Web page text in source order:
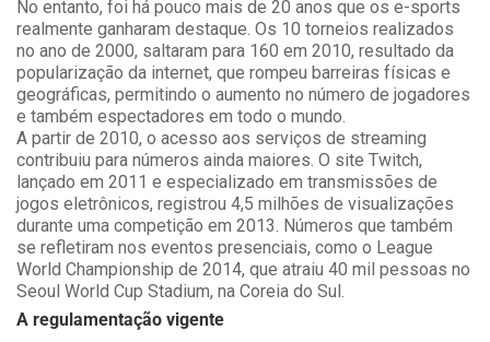
No entanto, foi há pouco mais de 20 anos que os e-sports
realmente ganharam destaque. Os 10 torneios realizados
no ano de 2000, saltaram para 160 em 2010, resultado da
popularização da internet, que rompeu barreiras físicas e
geográficas, permitindo o aumento no número de jogadores
e também espectadores em todo o mundo.
A partir de 2010, o acesso aos serviços de streaming
contribuiu para números ainda maiores. O site Twitch,
lançado em 2011 e especializado em transmissões de
jogos eletrônicos, registrou 4,5 milhões de visualizações
durante uma competição em 2013. Números que também
se refletiram nos eventos presenciais, como o League
World Championship de 2014, que atraiu 40 mil pessoas no
Seoul World Cup Stadium, na Coreia do Sul.
A regulamentação vigente